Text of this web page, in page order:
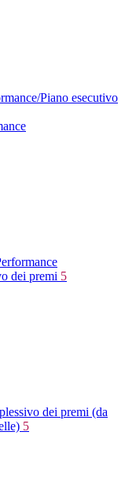
Piano esecutivo
dei premi 5
dei premi (da
5